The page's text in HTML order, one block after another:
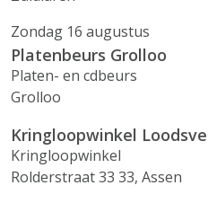
Zondag 16 augustus
Platenbeurs Grolloo
Platen- en cdbeurs
Grolloo
Kringloopwinkel
Kringloopwinkel
Rolderstraat 33 33, Assen